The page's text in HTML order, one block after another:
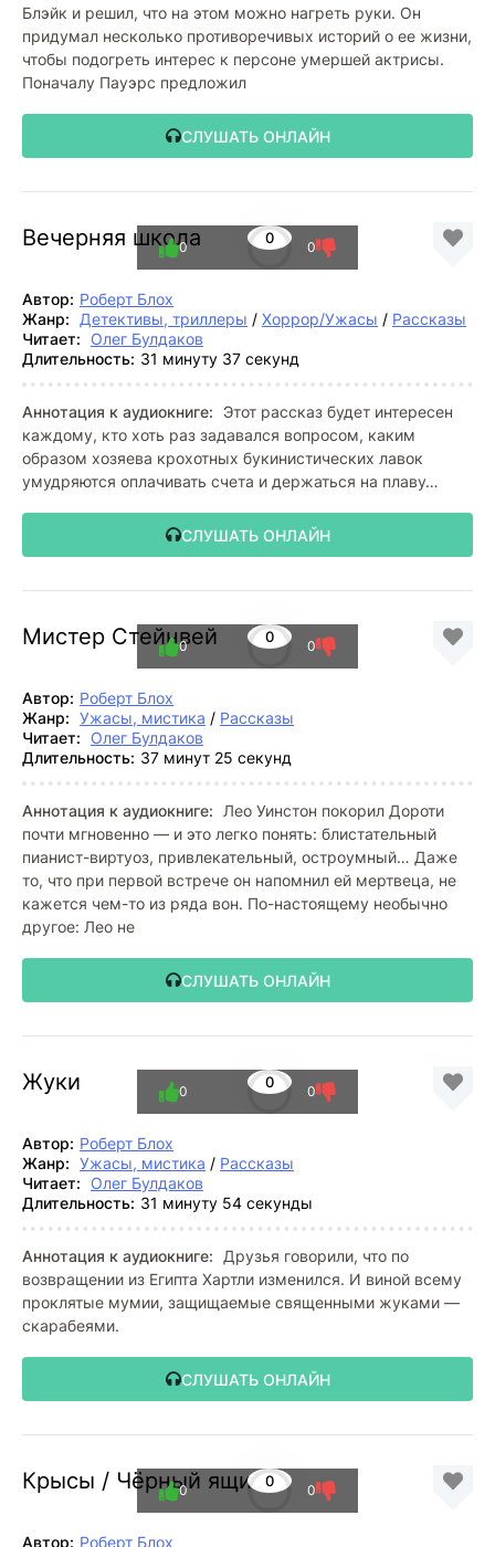
Блэйк и решил, что на этом можно нагреть руки. Он
придумал несколько противоречивых историй о ее жизни,
чтобы подогреть интерес к персоне умершей актрисы.
Поначалу Пауэрс предложил
СЛУШАТЬ ОНЛАЙН
Вечерняя школа 0
0 0
Автор: Роберт Блох
Жанр:
Детективы, триллеры / Хоррор/Ужасы / Рассказы
Читает: Олег Булдаков
Длительность: 31 минуту 37 секунд
Аннотация к аудиокниге:
Этот рассказ будет интересен
каждому, кто хоть раз задавался вопросом, каким
образом хозяева крохотных букинистических лавок
умудряются оплачивать счета и держаться на плаву…
СЛУШАТЬ ОНЛАЙН
Мистер Стейнвей 0
0 0
Автор: Роберт Блох
Жанр: Ужасы, мистика / Рассказы
Читает: Олег Булдаков
Длительность: 37 минут 25 секунд
Аннотация к аудиокниге:
Лео Уинстон покорил Дороти
почти мгновенно — и это легко понять: блистательный
пианист-виртуоз, привлекательный, остроумный… Даже
то, что при первой встрече он напомнил ей мертвеца, не
кажется чем-то из ряда вон. По-настоящему необычно
другое: Лео не
СЛУШАТЬ ОНЛАЙН
Жуки 0
0 0
Автор: Роберт Блох
Жанр: Ужасы, мистика / Рассказы
Читает: Олег Булдаков
Длительность: 31 минуту 54 секунды
Аннотация к аудиокниге:
Друзья говорили, что по
возвращении из Египта Хартли изменился. И виной всему
проклятые мумии, защищаемые священными жуками —
скарабеями.
СЛУШАТЬ ОНЛАЙН
Крысы / Чёрный ящик0
0 0
Автор: Роберт Блох